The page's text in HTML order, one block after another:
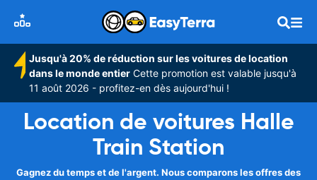
Jusqu'à 20% de réduction sur les voitures de location
dans le monde entier Cette promotion est valable jusqu'à
11 août 2026 - profitez-en dès aujourd'hui !
Location de voitures Halle
Train Station
Gagnez du temps et de l'argent. Nous comparons les offres des